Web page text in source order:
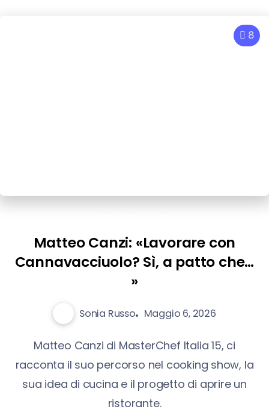
8
Matteo Canzi: «Lavorare con
Cannavacciuolo? Sì, a patto che…
»
Sonia Russo Maggio 6, 2026
Matteo Canzi di MasterChef Italia 15, ci
racconta il suo percorso nel cooking show, la
sua idea di cucina e il progetto di aprire un
ristorante.